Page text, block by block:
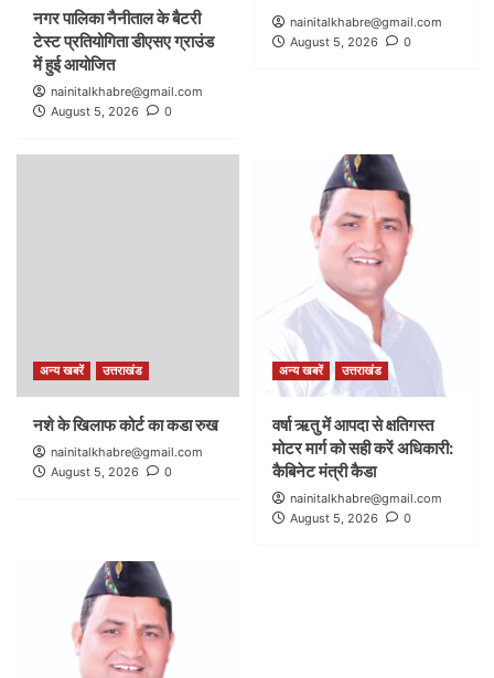
नगर पालिका नैनीताल के बैटरी
टेस्ट प्रतियोगिता डीएसए ग्राउंड
में हुई आयोजित
nainitalkhabre@gmail.com
August 5, 2026
0
nainitalkhabre@gmail.com
August 5, 2026
0
अन्य खबरें उत्तराखंड
नशे के खिलाफ कोर्ट का कडा रुख
nainitalkhabre@gmail.com
August 5, 2026
0
अन्य खबरें उत्तराखंड
वर्षा ऋतु में आपदा से क्षतिगस्त
मोटर मार्ग को सही करें अधिकारी:
कैबिनेट मंत्री कैडा
nainitalkhabre@gmail.com
August 5, 2026
0